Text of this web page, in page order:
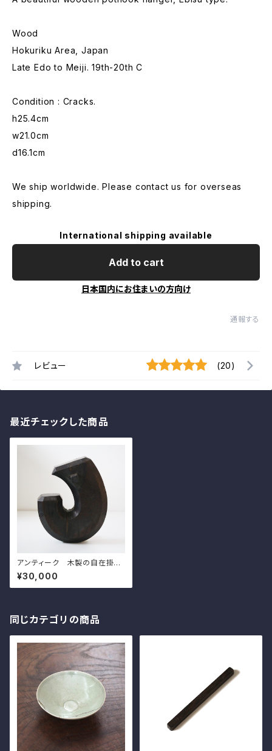
Wood
Hokuriku Area, Japan
Late Edo to Meiji. 19th-20th C
Condition : Cracks.
h25.4cm
w21.0cm
d16.1cm
We ship worldwide. Please contact us for overseas
shipping.
International shipping available
Add to cart
日本国内にお住まいの方向け
通報する
レビュー (20)
最近チェックした商品
アンティーク 木製の自在掛
（恵比寿）h25.4cm Antique
Japanese Wooden Pothoo
k Hanger, Ebisu Type
¥30,000
同じカテゴリの商品